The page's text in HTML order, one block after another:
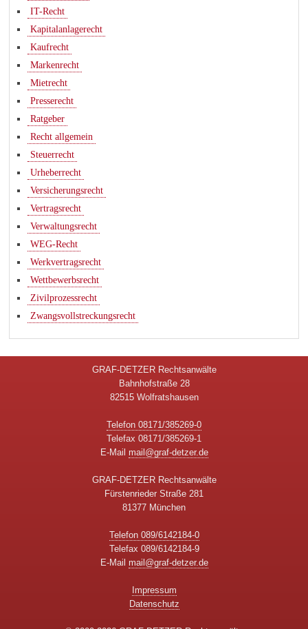
IT-Recht
Kapitalanlagerecht
Kaufrecht
Markenrecht
Mietrecht
Presserecht
Ratgeber
Recht allgemein
Steuerrecht
Urheberrecht
Versicherungsrecht
Vertragsrecht
Verwaltungsrecht
WEG-Recht
Werkvertragsrecht
Wettbewerbsrecht
Zivilprozessrecht
Zwangsvollstreckungsrecht
GRAF-DETZER Rechtsanwälte
Bahnhofstraße 28
82515 Wolfratshausen
Telefon 08171/385269-0
Telefax 08171/385269-1
E-Mail mail@graf-detzer.de
GRAF-DETZER Rechtsanwälte
Fürstenrieder Straße 281
81377 München
Telefon 089/6142184-0
Telefax 089/6142184-9
E-Mail mail@graf-detzer.de
Impressum
Datenschutz